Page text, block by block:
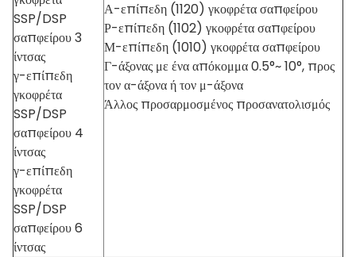
SSP/DSP
σαπφείρου 3
ίντσας
γ-επίπεδη
γκοφρέτα
SSP/DSP
σαπφείρου 4
ίντσας
γ-επίπεδη
γκοφρέτα
SSP/DSP
σαπφείρου 6
ίντσας
Α-επίπεδη (1120) γκοφρέτα σαπφείρου
Ρ-επίπεδη (1102) γκοφρέτα σαπφείρου
Μ-επίπεδη (1010) γκοφρέτα σαπφείρου
Γ-άξονας με ένα απόκομμα 0.5°~ 10°, προς
τον α-άξονα ή τον μ-άξονα
Άλλος προσαρμοσμένος προσανατολισμός